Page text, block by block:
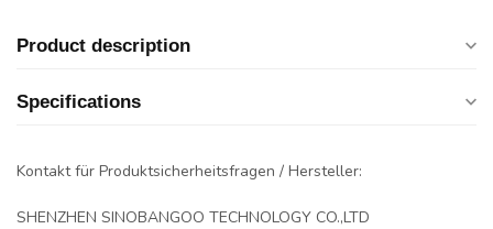
Product description
Specifications
Kontakt für Produktsicherheitsfragen / Hersteller:
SHENZHEN SINOBANGOO TECHNOLOGY CO.,LTD